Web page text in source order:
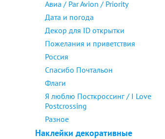
Авиа / Par Avion / Priority
Дата и погода
Декор для ID открытки
Пожелания и приветствия
Россия
Спасибо Почтальон
Флаги
Я люблю Посткроссинг / I Love
Postcrossing
Разное
Наклейки декоративные